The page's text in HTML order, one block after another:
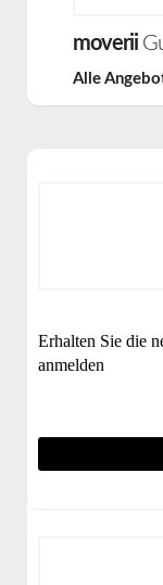
moverii
Alle
Erhalten Sie die
anmelden